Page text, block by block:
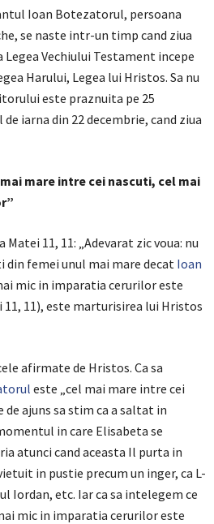
Ioan Botezatorul, persoana
se naste intr-un timp cand ziua
Legea Vechiului Testament incepe
Harului, Legea lui Hristos. Sa nu
este praznuita pe 25
iarna din 22 decembrie, cand ziua
mare intre cei nascuti, cel mai
11, 11: „Adevarat zic voua: nu
din femei unul mai mare decat Ioan
mic in imparatia cerurilor este
11, 11), este marturisirea lui Hristos
afirmate de Hristos. Ca sa
este „cel mai mare intre cei
de ajuns sa stim ca a saltat in
in care Elisabeta se
atunci cand aceasta Il purta in
in pustie precum un inger, ca L-
Iordan, etc. Iar ca sa intelegem ce
mic in imparatia cerurilor este